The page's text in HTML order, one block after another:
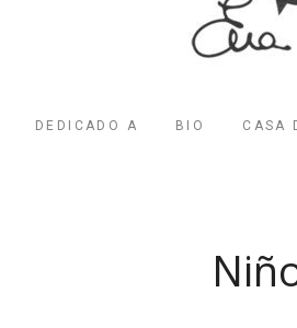
DEDICADO A BIO CASA